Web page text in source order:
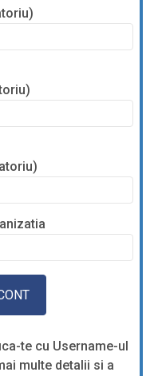
te cu Username-ul
multe detalii si a